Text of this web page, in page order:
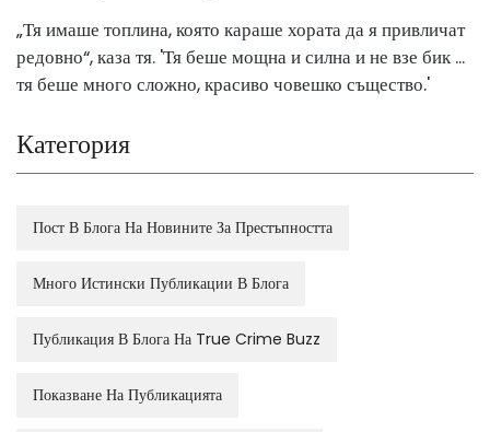
„Тя имаше топлина, която караше хората да я привличат
редовно“, каза тя. 'Тя беше мощна и силна и не взе бик ...
тя беше много сложно, красиво човешко същество.'
Категория
Пост В Блога На Новините За Престъпността
Много Истински Публикации В Блога
Публикация В Блога На True Crime Buzz
Показване На Публикацията